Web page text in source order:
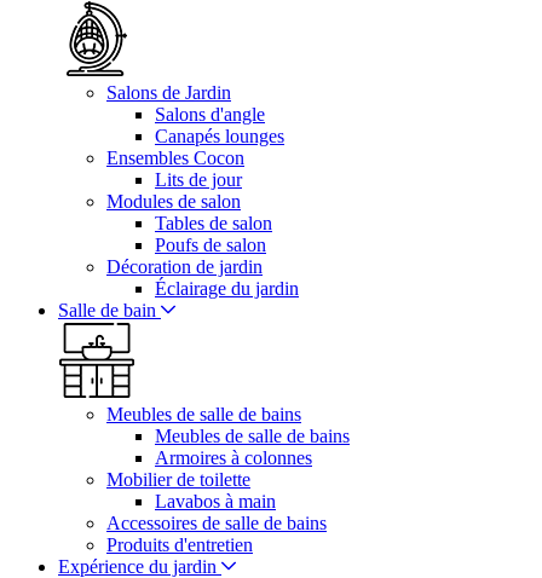
Salons de Jardin
Salons d'angle
Canapés lounges
Ensembles Cocon
Lits de jour
Modules de salon
Tables de salon
Poufs de salon
Décoration de jardin
Éclairage du jardin
Salle de bain
Meubles de salle de bains
Meubles de salle de bains
Armoires à colonnes
Mobilier de toilette
Lavabos à main
Accessoires de salle de bains
Produits d'entretien
Expérience du jardin